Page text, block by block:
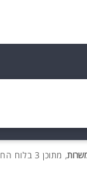
, מתוכן 3 בלוח החם חינם!